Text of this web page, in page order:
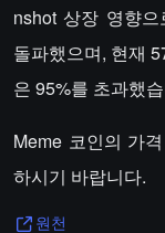
nshot 상장 영향
돌파했으며, 현재
은 95%를 초과했
Meme 코인의 가
하시기 바랍니다.
원천